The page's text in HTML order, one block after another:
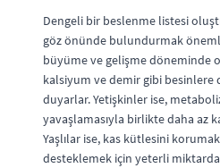
Dengeli bir beslenme listesi
göz önünde bulundurmak
büyüme ve gelişme döneminde
kalsiyum ve demir gibi besinlere
duyarlar. Yetişkinler ise,
yavaşlamasıyla birlikte daha az
Yaşlılar ise, kas kütlesini korumak
desteklemek için yeterli